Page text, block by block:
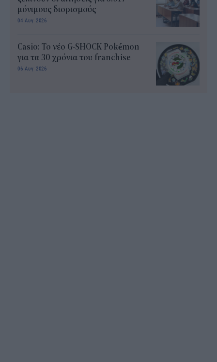
μόνιμους διορισμούς
04 Αυγ 2026
Casio: Το νέο G-SHOCK Pokémon
για τα 30 χρόνια του franchise
06 Αυγ 2026